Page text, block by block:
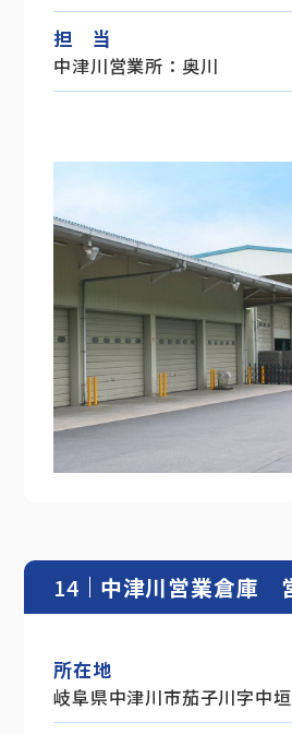
担 当
中津川営業所：奥川
14 中津川営業倉庫
所在地
岐阜県中津川市茄子川字中